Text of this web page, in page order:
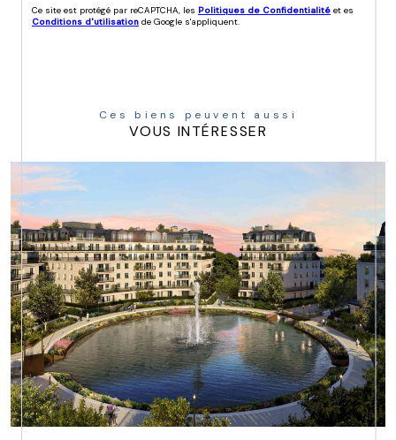
Ce site est protégé par reCAPTCHA, les Politiques de Confidentialité et es
Conditions d'utilisation de Google s'appliquent.
Ces biens peuvent aussi
VOUS INTÉRESSER